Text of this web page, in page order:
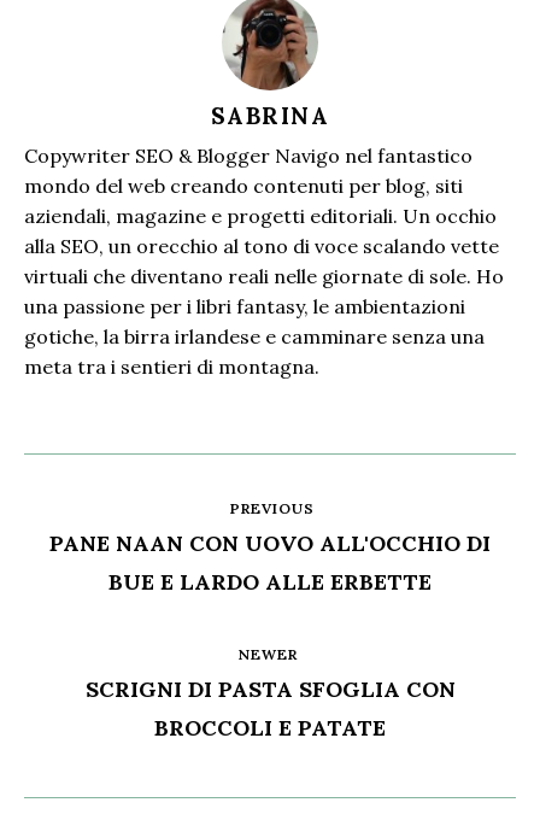
SABRINA
Copywriter SEO & Blogger Navigo nel fantastico
mondo del web creando contenuti per blog, siti
aziendali, magazine e progetti editoriali. Un occhio
alla SEO, un orecchio al tono di voce scalando vette
virtuali che diventano reali nelle giornate di sole. Ho
una passione per i libri fantasy, le ambientazioni
gotiche, la birra irlandese e camminare senza una
meta tra i sentieri di montagna.
PREVIOUS
PANE NAAN CON UOVO ALL'OCCHIO DI
BUE E LARDO ALLE ERBETTE
NEWER
SCRIGNI DI PASTA SFOGLIA CON
BROCCOLI E PATATE